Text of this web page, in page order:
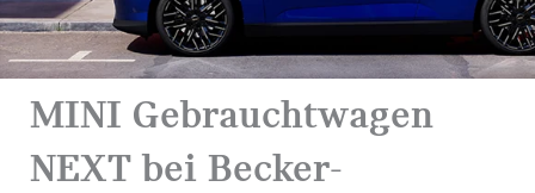
MINI Gebrauchtwagen
NEXT bei Becker-